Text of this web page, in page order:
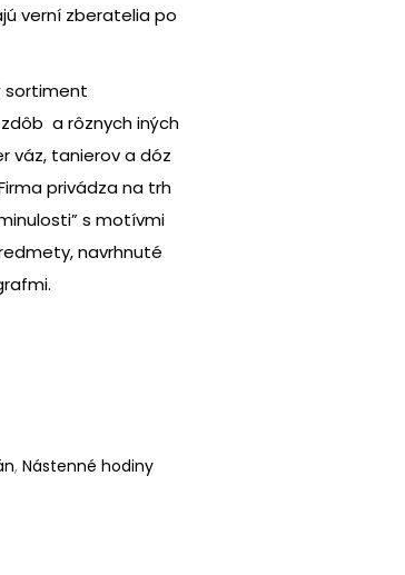
verní zberatelia po
sortiment
a rôznych iných
váz, tanierov a dóz
privádza na trh
s motívmi
navrhnuté
, Nástenné hodiny